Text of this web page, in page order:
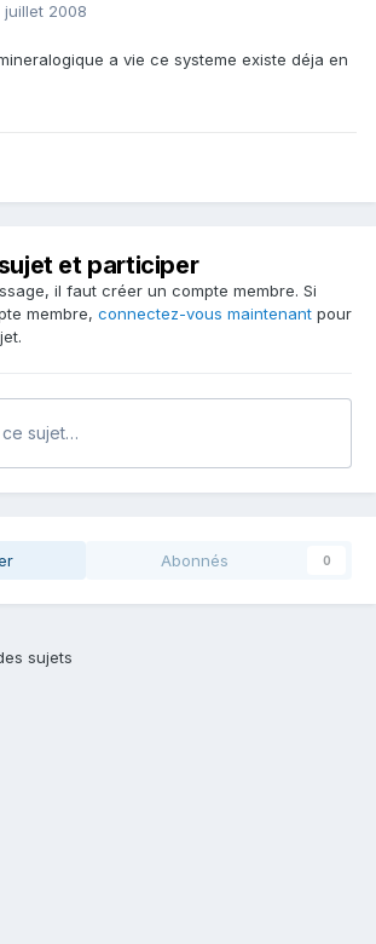
juillet 2008
a vie ce systeme existe déja en
et participer
il faut créer un compte membre. Si
membre, connectez-vous maintenant pour
sujet…
Abonnés 0
sujets